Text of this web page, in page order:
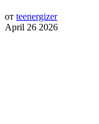
от teenergizer
April 26 2026